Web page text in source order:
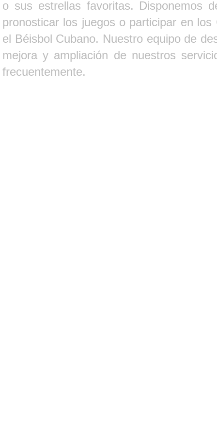
o sus estrellas favoritas. Disponemos
pronosticar los juegos o participar en
el Béisbol Cubano. Nuestro equipo de
mejora y ampliación de nuestros
frecuentemente.